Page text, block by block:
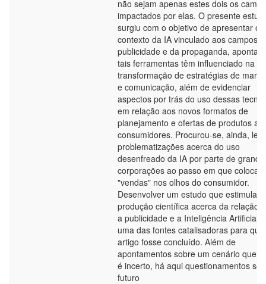
não sejam apenas estes dois os
impactados por elas. O presente
surgiu com o objetivo de apresentar o
contexto da IA vinculado aos campos
publicidade e da propaganda, apontar
tais ferramentas têm influenciado na
transformação de estratégias de
e comunicação, além de evidenciar
aspectos por trás do uso dessas
em relação aos novos formatos de
planejamento e ofertas de produtos
consumidores. Procurou-se, ainda,
problematizações acerca do uso
desenfreado da IA por parte de
corporações ao passo em que colocam
"vendas" nos olhos do consumidor.
Desenvolver um estudo que estimula a
produção científica acerca da relação
a publicidade e a Inteligência Artificial
uma das fontes catalisadoras para
artigo fosse concluído. Além de
apontamentos sobre um cenário que
é incerto, há aqui questionamentos
futuro